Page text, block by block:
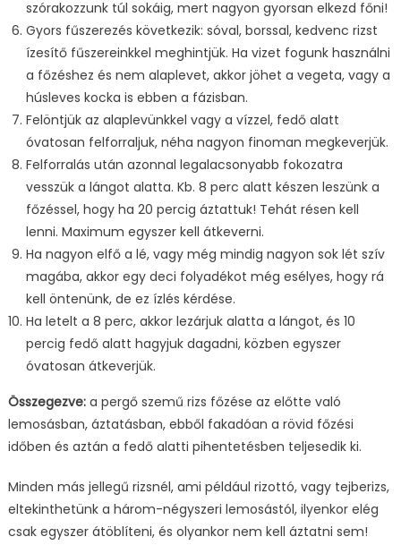
szórakozzunk túl sokáig, mert nagyon gyorsan elkezd főni!
Gyors fűszerezés következik: sóval, borssal, kedvenc rizst
ízesítő fűszereinkkel meghintjük. Ha vizet fogunk használni
a főzéshez és nem alaplevet, akkor jöhet a vegeta, vagy a
húsleves kocka is ebben a fázisban.
Felöntjük az alaplevünkkel vagy a vízzel, fedő alatt
óvatosan felforraljuk, néha nagyon finoman megkeverjük.
Felforralás után azonnal legalacsonyabb fokozatra
vesszük a lángot alatta. Kb. 8 perc alatt készen leszünk a
főzéssel, hogy ha 20 percig áztattuk! Tehát résen kell
lenni. Maximum egyszer kell átkeverni.
Ha nagyon elfő a lé, vagy még mindig nagyon sok lét szív
magába, akkor egy deci folyadékot még esélyes, hogy rá
kell öntenünk, de ez ízlés kérdése.
Ha letelt a 8 perc, akkor lezárjuk alatta a lángot, és 10
percig fedő alatt hagyjuk dagadni, közben egyszer
óvatosan átkeverjük.
Összegezve:a pergő szemű rizs főzése az előtte való
lemosásban, áztatásban, ebből fakadóan a rövid főzési
időben és aztán a fedő alatti pihentetésben teljesedik ki.
Minden más jellegű rizsnél, ami például rizottó, vagy tejberizs,
eltekinthetünk a három-négyszeri lemosástól, ilyenkor elég
csak egyszer átöblíteni, és olyankor nem kell áztatni sem!